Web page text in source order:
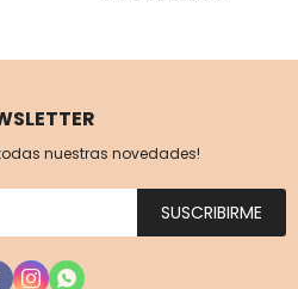
nuestras novedades!
SUSCRIBIRME
 